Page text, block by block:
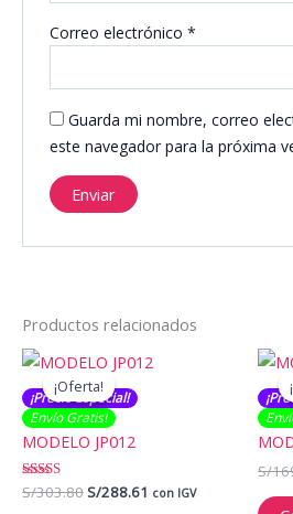
Correo electrónico*
Guarda mi nombre, correo
este navegador para la próxima
Productos relacionados
¡Oferta!
¡Precio Especial!
Envío Gratis​​​!
¡Oferta!
MODELO JP012
Valorado
S/303.80El
S/288.61 El
con IGV
S/